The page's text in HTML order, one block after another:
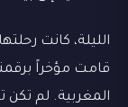
الليلة، كانت
قامت مؤخراً
المغربية. لم